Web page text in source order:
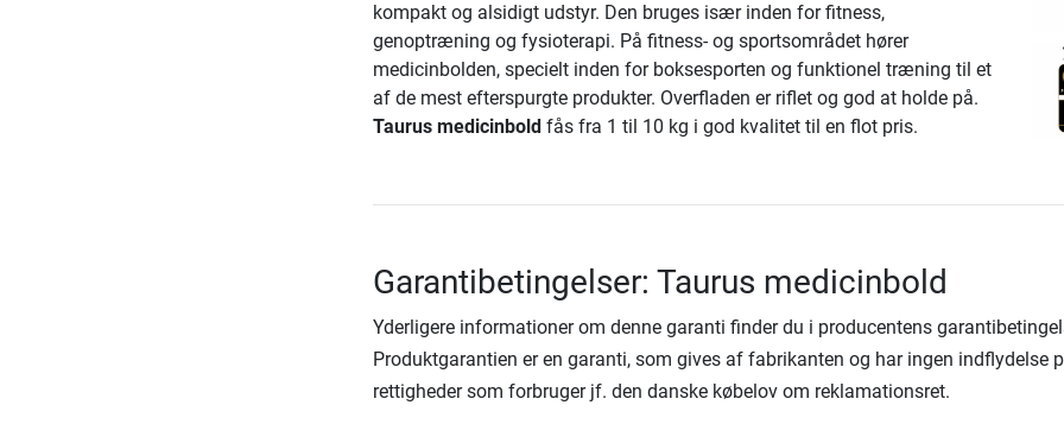
kompakt og alsidigt udstyr. Den bruges især inden for fitness,
genoptræning og fysioterapi. På fitness- og sportsområdet hører
medicinbolden, specielt inden for boksesporten og funktionel træning til et
af de mest efterspurgte produkter. Overfladen er riflet og god at holde på.
Taurus medicinboldfås fra 1 til 10 kg i god kvalitet til en flot pris.
Garantibetingelser: Taurus medicinbold
Yderligere informationer om denne garanti finder du i producentens
Produktgarantien er en garanti, som gives af fabrikanten og har ingen indflydelse
rettigheder som forbruger jf. den danske købelov om reklamationsret.